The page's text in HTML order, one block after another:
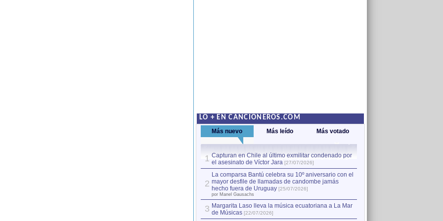
LO + EN CANCIONEROS.COM
Más nuevo Más leído Más votado
1 Capturan en Chile al último exmilitar condenado por
el asesinato de Víctor Jara [27/07/2026]
2
La comparsa Bantú celebra su 10º aniversario con el
mayor desfile de llamadas de candombe jamás
hecho fuera de Uruguay [25/07/2026]
por Manel Gausachs
3 Margarita Laso lleva la música ecuatoriana a La Mar
de Músicas [22/07/2026]